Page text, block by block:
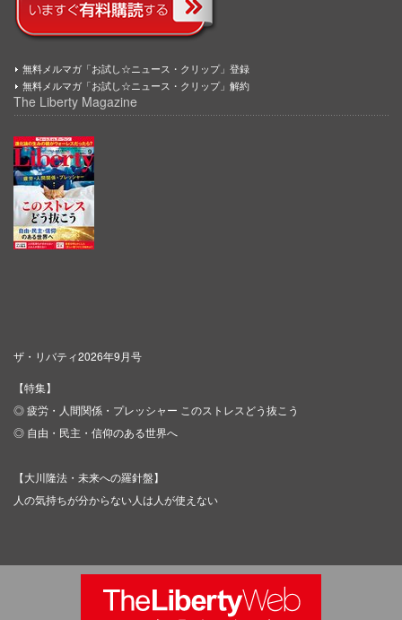
無料メルマガ「お試し☆ニュース・クリップ」登録
無料メルマガ「お試し☆ニュース・クリップ」解約
The Liberty Magazine
ザ・リバティ2026年9月号
【特集】
◎ 疲労・人間関係・プレッシャー このストレスどう抜こう
◎ 自由・民主・信仰のある世界へ
【大川隆法・未来への羅針盤】
人の気持ちが分からない人は人が使えない